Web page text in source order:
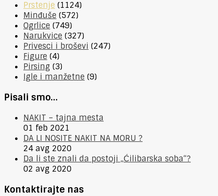
Prstenje (1124)
Minđuše (572)
Ogrlice (749)
Narukvice (327)
Privesci i broševi (247)
Figure (4)
Pirsing (3)
Igle i manžetne (9)
Pisali smo…
NAKIT – tajna mesta
01 feb 2021
DA LI NOSITE NAKIT NA MORU ?
24 avg 2020
Da li ste znali da postoji „Ćilibarska soba“?
02 avg 2020
Kontaktirajte nas